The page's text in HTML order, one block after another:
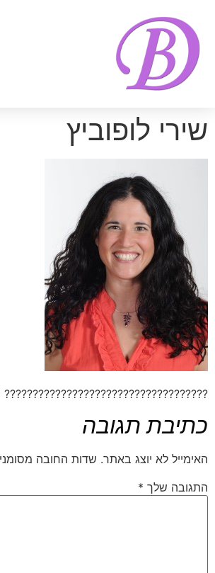
שירי לופוביץ
????????????????????????????????????
כתיבת תגובה
האימייל לא יוצג באתר. שדות החובה
התגובה שלך *